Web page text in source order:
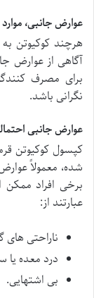
عوارض جانبی،
هرچند کوکیوتن
آگاهی از عوارض
برای مصرف
نگرانی باشد.
عوارض جانبی
کپسول کوکیوتن
شده، معمولاً
برخی افراد
عبارتند از:
ناراحتی
درد معده یا
بی اشتهایی.